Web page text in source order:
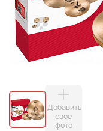
Добавить
свое
фото